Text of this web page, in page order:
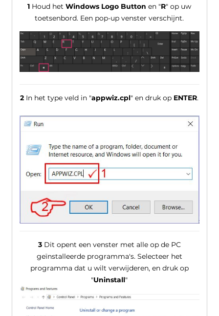
1 Houd hetWindows Logo Button en "R" op uw
toetsenbord. Een pop-up venster verschijnt.
2 In het type veld in "appwiz.cpl" en druk op ENTER.
3Dit opent een venster met alle op de PC
geïnstalleerde programma's. Selecteer het
programma dat u wilt verwijderen, en druk op
"Uninstall"